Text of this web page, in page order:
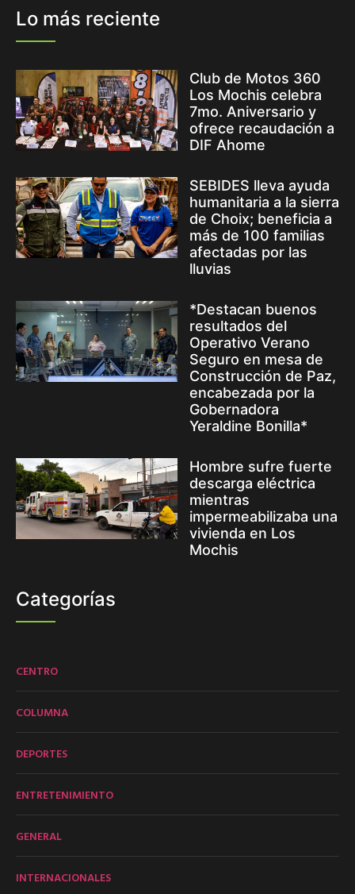
Lo más reciente
Club de Motos 360
Los Mochis celebra
7mo. Aniversario y
ofrece recaudación a
DIF Ahome
SEBIDES lleva ayuda
humanitaria a la sierra
de Choix; beneficia a
más de 100 familias
afectadas por las
lluvias
*Destacan buenos
resultados del
Operativo Verano
Seguro en mesa de
Construcción de Paz,
encabezada por la
Gobernadora
Yeraldine Bonilla*
Hombre sufre fuerte
descarga eléctrica
mientras
impermeabilizaba una
vivienda en Los
Mochis
Categorías
CENTRO
COLUMNA
DEPORTES
ENTRETENIMIENTO
GENERAL
INTERNACIONALES